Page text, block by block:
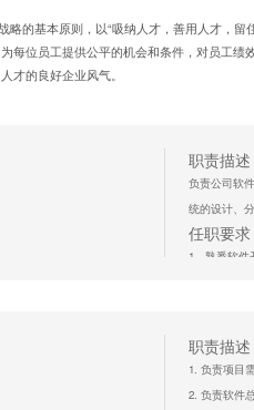
略的基本原则，以“吸纳人才，善用人才，
每位员工提供公平的机会和条件，对员工
才的良好企业风气。
职责描述
负责公司软
统的设计、
任职要求
1、熟悉软件
职责描述
1. 负责项目
2. 负责软件